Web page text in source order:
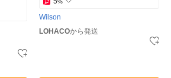
%
Wilson
LOHACOから発送